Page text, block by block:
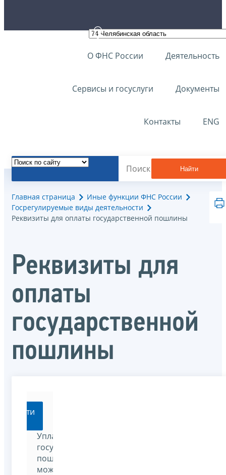
О ФНС России Деятельность
Сервисы и госуслуги Документы
Контакты ENG
Найти
Главная страница
Иные функции ФНС России
Госрегулируемые виды деятельности
Реквизиты для оплаты государственной пошлины
Реквизиты для
оплаты
государственной
пошлины
Перейти
Уплатить
государственную
пошлину
можно